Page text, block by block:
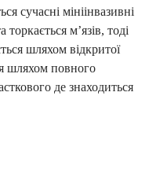
сучасні мініінвазивні
торкається м’язів, тоді
шляхом відкритої
шляхом повного
де знаходиться